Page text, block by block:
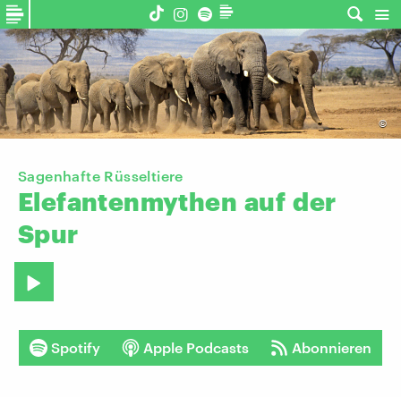
©
Sagenhafte Rüsseltiere
Elefantenmythen auf der
Spur
Spotify Apple Podcasts Abonnieren